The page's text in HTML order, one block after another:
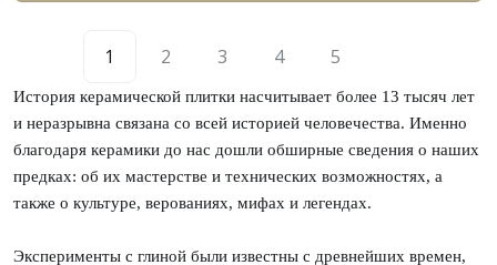
1 2 3 4 5
История керамической плитки насчитывает более 13 тысяч лет
и неразрывна связана со всей историей человечества. Именно
благодаря керамики до нас дошли обширные сведения о наших
предках: об их мастерстве и технических возможностях, а
также о культуре, верованиях, мифах и легендах.
Эксперименты с глиной были известны с древнейших времен,